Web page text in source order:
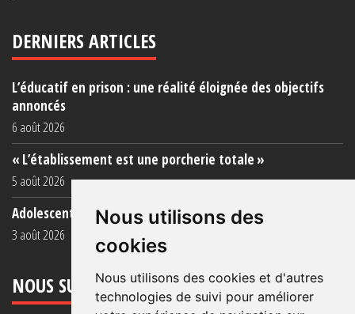
Nous utilisons des
cookies
Nous utilisons des cookies et d'autres
technologies de suivi pour améliorer
DERNIERS ARTICLES
L’éducatif en prison : une réalité éloignée des objectifs
annoncés
6 août 2026
« L’établissement est une porcherie totale »
5 août 2026
Adolescent·es incarcéré·es : une faillite collective
3 août 2026
NOUS SUIVRE